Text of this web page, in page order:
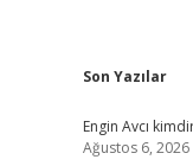
Son Yazılar
Engin Avcı
Ağustos 6, 2026
ilbet